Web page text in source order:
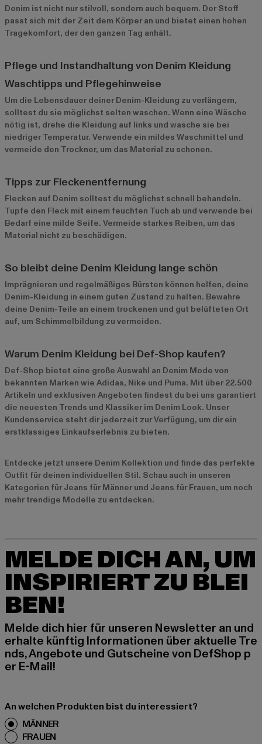
Denim ist nicht nur stilvoll, sondern auch bequem. Der Stoff
passt sich mit der Zeit dem Körper an und bietet einen hohen
Tragekomfort, der den ganzen Tag anhält.
Pflege und Instandhaltung von Denim Kleidung
Waschtipps und Pflegehinweise
Um die Lebensdauer deiner Denim-Kleidung zu verlängern,
solltest du sie möglichst selten waschen. Wenn eine Wäsche
nötig ist, drehe die Kleidung auf links und wasche sie bei
niedriger Temperatur. Verwende ein mildes Waschmittel und
vermeide den Trockner, um das Material zu schonen.
Tipps zur Fleckenentfernung
Flecken auf Denim solltest du möglichst schnell behandeln.
Tupfe den Fleck mit einem feuchten Tuch ab und verwende bei
Bedarf eine milde Seife. Vermeide starkes Reiben, um das
Material nicht zu beschädigen.
So bleibt deine Denim Kleidung lange schön
Imprägnieren und regelmäßiges Bürsten können helfen, deine
Denim-Kleidung in einem guten Zustand zu halten. Bewahre
deine Denim-Teile an einem trockenen und gut belüfteten Ort
auf, um Schimmelbildung zu vermeiden.
Warum Denim Kleidung bei Def-Shop kaufen?
Def-Shop bietet eine große Auswahl an Denim Mode von
bekannten Marken wie Adidas, Nike und Puma. Mit über 22.500
Artikeln und exklusiven Angeboten findest du bei uns garantiert
die neuesten Trends und Klassiker im Denim Look. Unser
Kundenservice steht dir jederzeit zur Verfügung, um dir ein
erstklassiges Einkaufserlebnis zu bieten.
Entdecke jetzt unsere Denim Kollektion und finde das perfekte
Outfit für deinen individuellen Stil. Schau auch in unseren
Kategorien für Jeans für Männer und Jeans für Frauen, um noch
mehr trendige Modelle zu entdecken.
MELDE DICH AN, UM
INSPIRIERT ZU BLEI
BEN!
Melde dich hier für unseren Newsletter an und
erhalte künftig Informationen über aktuelle Tre
nds, Angebote und Gutscheine von DefShop p
er E-Mail!
An welchen Produkten bist du interessiert?
MÄNNER
FRAUEN